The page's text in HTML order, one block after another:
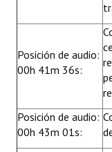
Posición de audio:
00h 41m 36s:
Posición de audio:
00h 43m 01s: